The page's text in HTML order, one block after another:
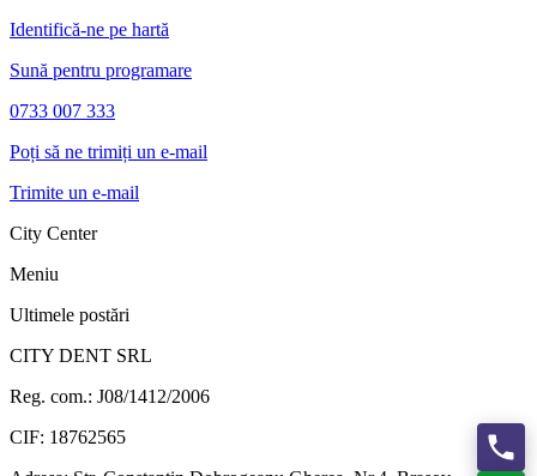
Identifică-ne pe hartă
Sună pentru programare
0733 007 333
Poți să ne trimiți un e-mail
Trimite un e-mail
City Center
Meniu
Ultimele postări
CITY DENT SRL
Reg. com.: J08/1412/2006
CIF: 18762565